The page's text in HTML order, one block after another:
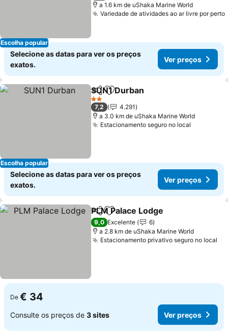
Escolha popular
a 1.6 km de uShaka Marine World
Variedade de atividades ao ar livre por perto
Selecione as datas para ver os preços
exatos.
Ver preços
Escolha popular
PartilharAdicionar aos favoritos
SUN1 Durban
2 Estrelas
7,2
4.291
a 3.0 km de uShaka Marine World
Estacionamento seguro no local
Selecione as datas para ver os preços
exatos.
Ver preços
PartilharAdicionar aos favoritos
PLM Palace Lodge
9,0 Excelente
6
a 2.8 km de uShaka Marine World
Estacionamento privativo seguro no local
De € 34
Consulte os preços de 3 sites Ver preços